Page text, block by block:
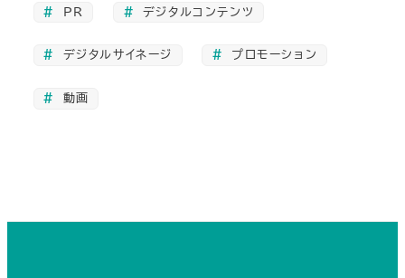
PR デジタルコンテンツ
デジタルサイネージ プロモーション
動画